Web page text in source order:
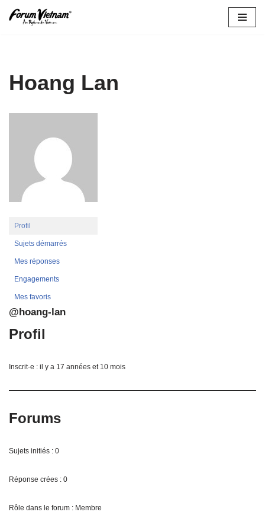
Hoang Lan
Profil
Sujets démarrés
Mes réponses
Engagements
Mes favoris
@hoang-lan
Profil
Inscrit·e : il y a 17 années et 10 mois
Forums
Sujets initiés : 0
Réponse crées : 0
Rôle dans le forum : Membre